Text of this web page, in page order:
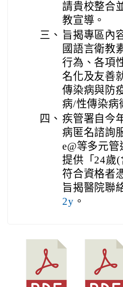
請貴校整合
教宣導。
三、 旨揭專區內
國語言衛教
行為、各項
名化及友善
傳染病與防
病/性傳染病
四、 疾管署自今
病匿名諮詢
e@等多元
提供「24歲
符合資格者
旨揭醫院聯
2y 。